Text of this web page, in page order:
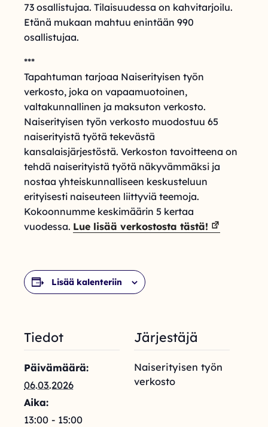
73 osallistujaa. Tilaisuudessa on kahvitarjoilu.
Etänä mukaan mahtuu enintään 990
osallistujaa.
***
Tapahtuman tarjoaa Naiserityisen työn
verkosto, joka on vapaamuotoinen,
valtakunnallinen ja maksuton verkosto.
Naiserityisen työn verkosto muodostuu 65
naiserityistä työtä tekevästä
kansalaisjärjestöstä. Verkoston tavoitteena on
tehdä naiserityistä työtä näkyvämmäksi ja
nostaa yhteiskunnalliseen keskusteluun
erityisesti naiseuteen liittyviä teemoja.
Kokoonnumme keskimäärin 5 kertaa
vuodessa. Lue lisää verkostosta tästä!
Lisää kalenteriin
Tiedot
Päivämäärä:
06.03.2026
Aika:
13:00 - 15:00
Järjestäjä
Naiserityisen työn
verkosto